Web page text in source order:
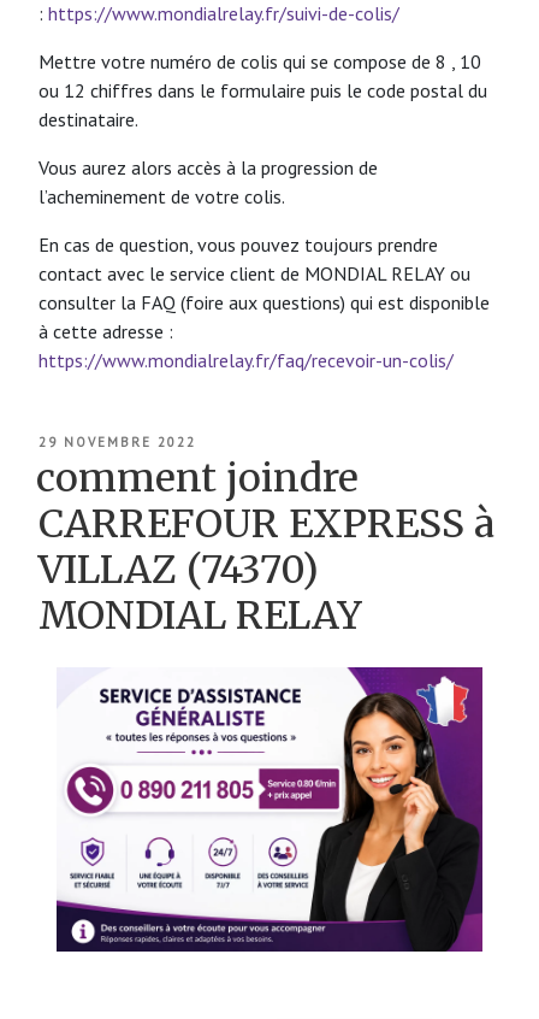
: https://www.mondialrelay.fr/suivi-de-colis/
Mettre votre numéro de colis qui se compose de 8 , 10
ou 12 chiffres dans le formulaire puis le code postal du
destinataire.
Vous aurez alors accès à la progression de
l’acheminement de votre colis.
En cas de question, vous pouvez toujours prendre
contact avec le service client de MONDIAL RELAY ou
consulter la FAQ (foire aux questions) qui est disponible
à cette adresse :
https://www.mondialrelay.fr/faq/recevoir-un-colis/
PUBLIÉ
29 NOVEMBRE 2022
comment joindre
CARREFOUR EXPRESS à
VILLAZ (74370)
MONDIAL RELAY